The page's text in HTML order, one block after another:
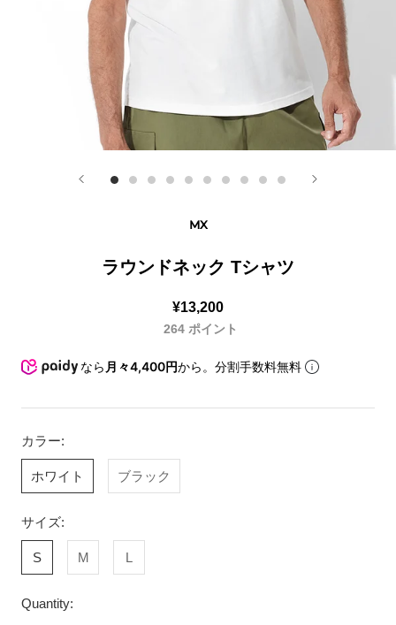
MX
ラウンドネック Tシャツ
¥13,200
264 ポイント
なら 月々4,400円から。分割手数料無料
カラー:
ホワイト ブラック
サイズ:
S M L
Quantity: